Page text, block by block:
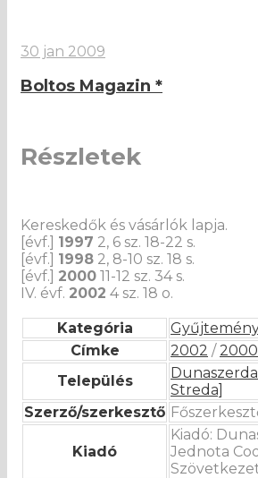
30 jan 2009
Boltos Magazin *
Részletek
Kereskedők és vásárlók lapja.
[évf.] 1997 2, 6 sz. 18-22 s.
[évf.] 1998 2, 8-10 sz. 18 s.
[évf.] 2000 11-12 sz. 34 s.
IV. évf. 2002 4 sz. 18 o.
Kategória
Címke
2002 / 2000
Település
Streda]
Szerző/szerkesztő
Kiadó
Kiadó:
Jednota